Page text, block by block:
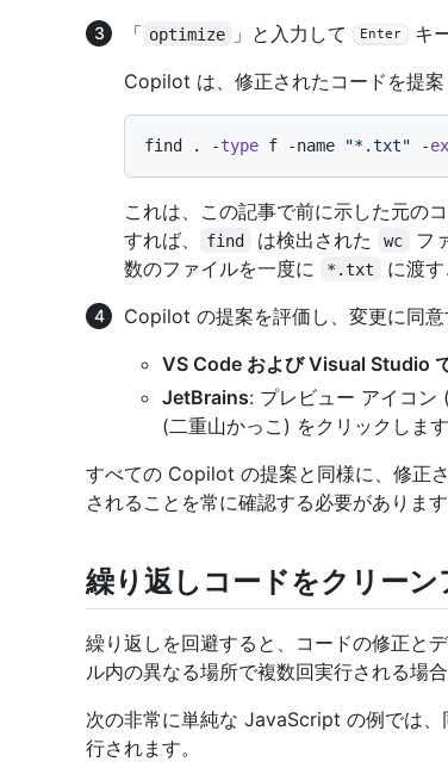
「 optimize 」と入力して Enter
キ
Copilot は、修正されたコードを提案
find . -type f -name "*.txt" -
これは、この記事で前に示した元の
すれば、
find は検出された wc フ
数のファイルを一度に
*.txt
に渡す
Copilot の提案を評価し、変更に同
VS Code および Visual Studio
JetBrains: プレビュー アイコン
(二重山かっこ) をクリックします
すべての Copilot の提案と同様に、修正
されることを常に確認する必要があります
繰り返しコードをクリーン
繰り返しを回避すると、コードの修正と
ル内の異なる場所で複数回実行される場
次の非常に単純な JavaScript の例では
行されます。